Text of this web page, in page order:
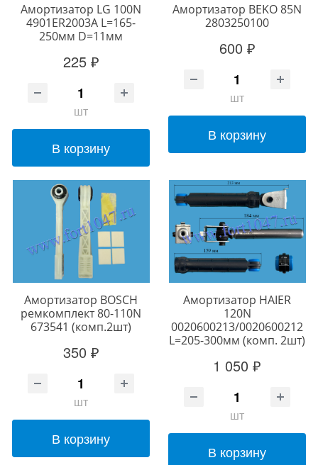
Амортизатор LG 100N
4901ER2003A L=165-
250мм D=11мм
225 ₽
шт
В корзину
Амортизатор BEKO 85N
2803250100
600 ₽
шт
В корзину
Амортизатор BOSCH
ремкомплект 80-110N
673541 (комп.2шт)
350 ₽
шт
В корзину
Амортизатор HAIER
120N
0020600213/0020600212
L=205-300мм (комп. 2шт)
1 050 ₽
шт
В корзину